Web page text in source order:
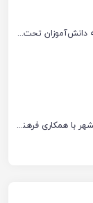
پتروشیمی اروند ۹۸۵ بسته نوشت‌افزار به دانش‌آموزان تحت پوشش کمیته امداد بندرماهشهر اهدا کرد
سمینارهای فرهنگی و آموزشی در بندرماهشهر با همکاری فرهنگ‌سرای پتروشیمی مارون